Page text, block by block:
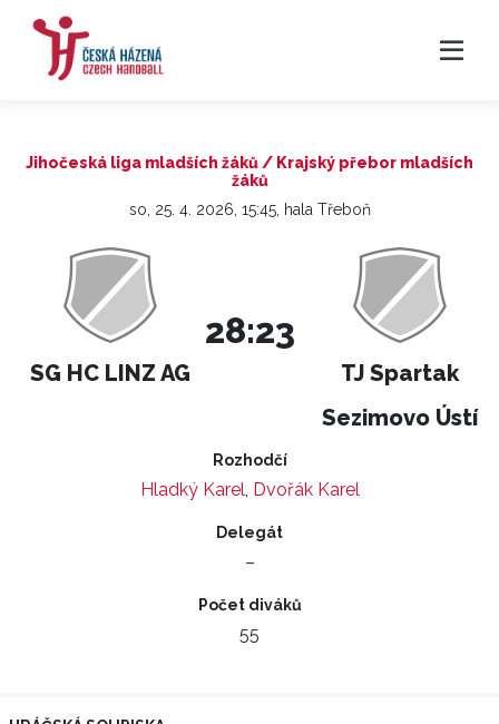
Jihočeská liga mladších žáků / Krajský přebor mladších
žáků
so, 25. 4. 2026, 15:45, hala Třeboň
SG HC LINZ AG
28:23
TJ Spartak
Sezimovo Ústí
Rozhodčí
Hladký Karel, Dvořák Karel
Delegát
–
Počet diváků
55